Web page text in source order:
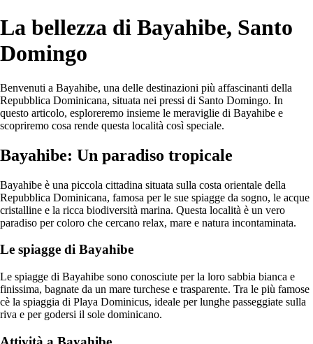
La bellezza di Bayahibe, Santo
Domingo
Benvenuti a Bayahibe, una delle destinazioni più affascinanti della
Repubblica Dominicana, situata nei pressi di Santo Domingo. In
questo articolo, esploreremo insieme le meraviglie di Bayahibe e
scopriremo cosa rende questa località così speciale.
Bayahibe: Un paradiso tropicale
Bayahibe è una piccola cittadina situata sulla costa orientale della
Repubblica Dominicana, famosa per le sue spiagge da sogno, le acque
cristalline e la ricca biodiversità marina. Questa località è un vero
paradiso per coloro che cercano relax, mare e natura incontaminata.
Le spiagge di Bayahibe
Le spiagge di Bayahibe sono conosciute per la loro sabbia bianca e
finissima, bagnate da un mare turchese e trasparente. Tra le più famose
cè la spiaggia di Playa Dominicus, ideale per lunghe passeggiate sulla
riva e per godersi il sole dominicano.